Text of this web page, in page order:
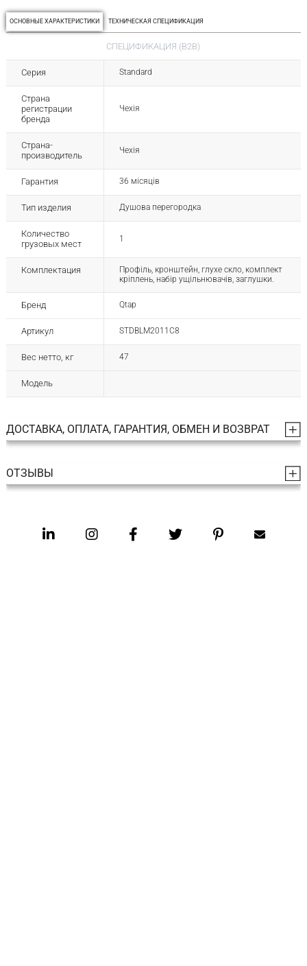
ОСНОВНЫЕ ХАРАКТЕРИСТИКИ ТЕХНИЧЕСКАЯ СПЕЦИФИКАЦИЯ
СПЕЦИФИКАЦИЯ (B2B)
Серия Standard
Страна
регистрации
бренда
Чехія
Страна-
производитель
Чехія
Гарантия 36 місяців
Тип изделия Душова перегородка
Количество
грузовых мест
1
Комплектация
Профіль, кронштейн, глухе скло, комплект
кріплень, набір ущільнювачів, заглушки.
Бренд Qtap
Артикул STDBLM2011C8
Вес нетто, кг 47
Модель
ДОСТАВКА, ОПЛАТА, ГАРАНТИЯ, ОБМЕН И ВОЗВРАТ
ОТЗЫВЫ